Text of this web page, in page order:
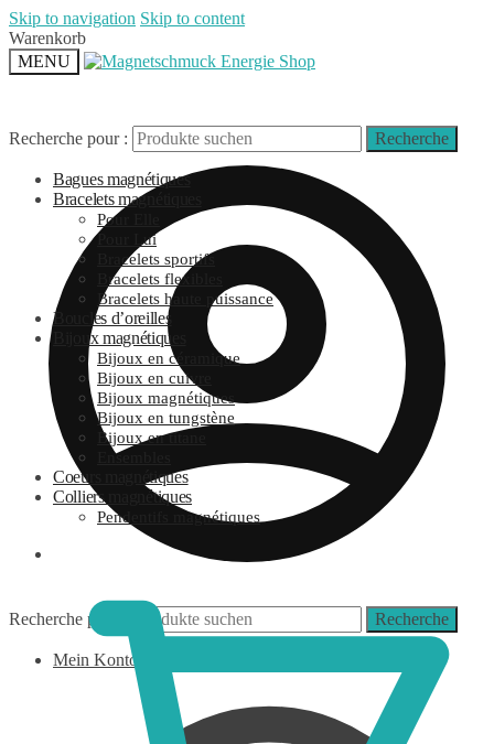
Skip to navigation Skip to content
Warenkorb
MENU
Recherche pour : Recherche
Mein Konto
Recherche pour : Recherche
Bagues magnétiques
Bracelets magnétiques
Pour Elle
Pour Lui
Bracelets sportifs
Bracelets flexibles
Bracelets haute puissance
Boucles d’oreilles
Bijoux magnétiques
Bijoux en céramique
Bijoux en cuivre
Bijoux magnétiques
Bijoux en tungstène
Bijoux en titane
Ensembles
Coeurs magnétiques
Colliers magnétiques
Pendentifs magnétiques